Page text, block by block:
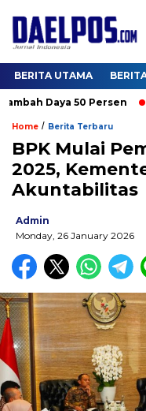
BERITA UTAMA
Daya 50 Persen
Home / Berita Terbaru
BPK Mulai
2025,
Akuntabilitas
Admin
Monday, 26 January 2026